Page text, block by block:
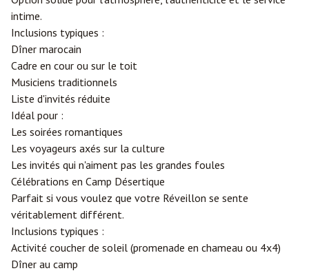
intime.
Inclusions typiques :
Dîner marocain
Cadre en cour ou sur le toit
Musiciens traditionnels
Liste d'invités réduite
Idéal pour :
Les soirées romantiques
Les voyageurs axés sur la culture
Les invités qui n'aiment pas les grandes foules
Célébrations en Camp Désertique
Parfait si vous voulez que votre Réveillon se sente
véritablement différent.
Inclusions typiques :
Activité coucher de soleil (promenade en chameau ou 4x4)
Dîner au camp